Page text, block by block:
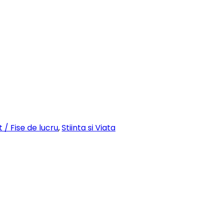
/ Fise de lucru,Stiinta si Viata